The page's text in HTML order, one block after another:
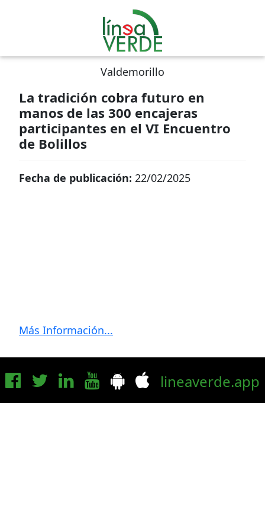
Valdemorillo
La tradición cobra futuro en
manos de las 300 encajeras
participantes en el VI Encuentro
de Bolillos
Fecha de publicación: 22/02/2025
Más Información...
lineaverde.app